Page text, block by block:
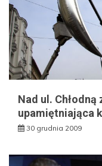
Nad ul.
upamiętniająca
30 grudnia 2009